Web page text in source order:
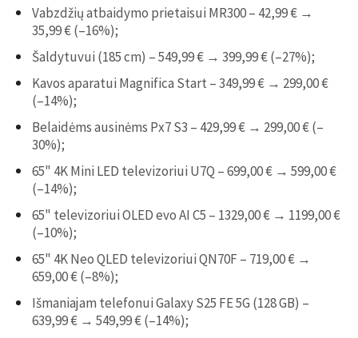
Vabzdžių atbaidymo prietaisui MR300 – 42,99 € →
35,99 € (–16%);
Šaldytuvui (185 cm) – 549,99 € → 399,99 € (–27%);
Kavos aparatui Magnifica Start – 349,99 € → 299,00 €
(–14%);
Belaidėms ausinėms Px7 S3 – 429,99 € → 299,00 € (–
30%);
65" 4K Mini LED televizoriui U7Q – 699,00 € → 599,00 €
(–14%);
65" televizoriui OLED evo AI C5 – 1329,00 € → 1199,00 €
(–10%);
65" 4K Neo QLED televizoriui QN70F – 719,00 € →
659,00 € (–8%);
Išmaniajam telefonui Galaxy S25 FE 5G (128 GB) –
639,99 € → 549,99 € (–14%);